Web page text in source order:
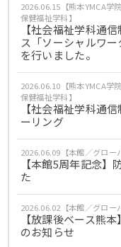
2026.06.15【熊本YMCA
保健福祉学科】
【社会福祉学科通
ス「ソーシャルワ
を行いました。
2026.06.10【熊本YMCA
保健福祉学科】
【社会福祉学科通
ーリング
2026.06.09【本館／グロー
【本館5周年記念】
た
2026.06.02【本館／グロー
【放課後ベース熊
のお知らせ